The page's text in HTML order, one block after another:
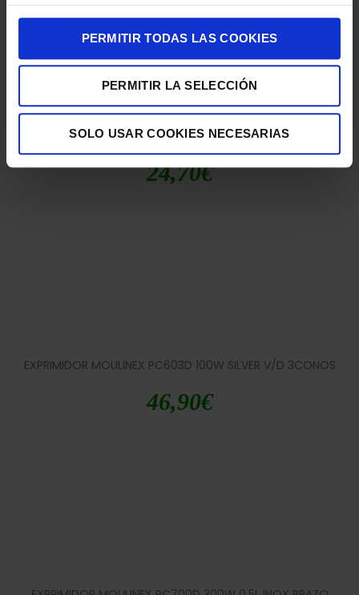
PERMITIR TODAS LAS COOKIES
PERMITIR LA SELECCIÓN
SOLO USAR COOKIES NECESARIAS
EXPRIMIDOR MOULINEX PC300B10 VITAPRESS 25W 0,6L BLANC
24,70€
EXPRIMIDOR MOULINEX PC603D 100W SILVER V/D 3CONOS
46,90€